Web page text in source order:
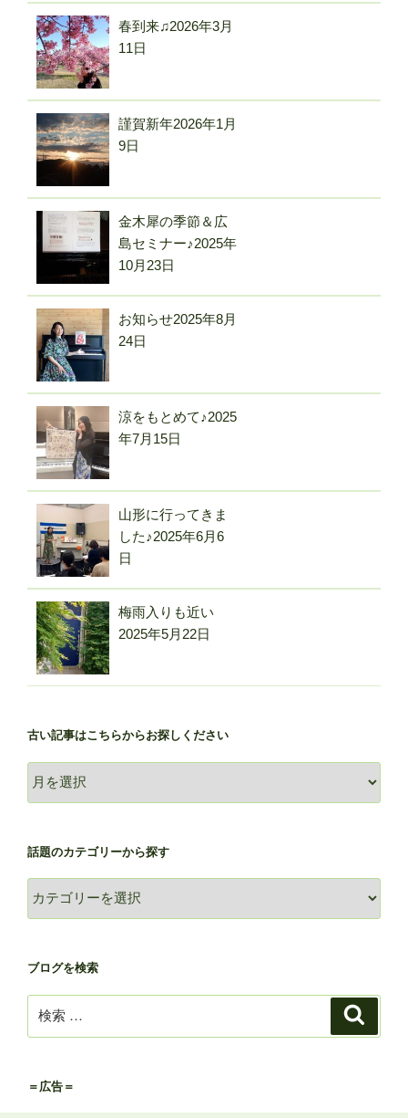
春到来♫2026年3月
11日
謹賀新年2026年1月
9日
金木犀の季節＆広
島セミナー♪2025年
10月23日
お知らせ2025年8月
24日
涼をもとめて♪2025
年7月15日
山形に行ってきま
した♪2025年6月6
日
梅雨入りも近い
2025年5月22日
古い記事はこちらからお探しください
古
は
こ
ち
ら
お
探
し
だ
話題のカテゴリーから探す
テ
ゴ
リ
ー
ら
ブログを検索
検
索:
＝広告＝